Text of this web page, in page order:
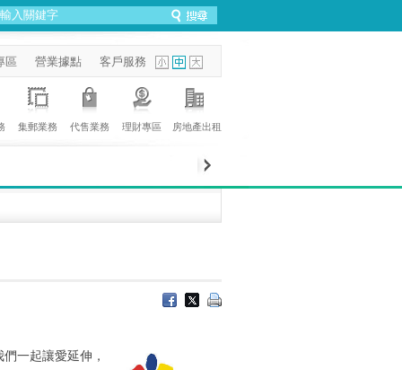
區 營業據點 客戶服務
集郵業務 代售業務 理財專區 房地產出租
一起讓愛延伸，